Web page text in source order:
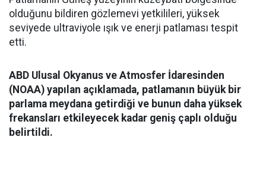
olduğunu bildiren gözlemevi yetkilileri, yüksek
seviyede ultraviyole ışık ve enerji patlaması tespit
etti.
ABD Ulusal Okyanus ve Atmosfer İdaresinden
(NOAA) yapılan açıklamada, patlamanın büyük bir
parlama meydana getirdiği ve bunun daha yüksek
frekansları etkileyecek kadar geniş çaplı olduğu
belirtildi.